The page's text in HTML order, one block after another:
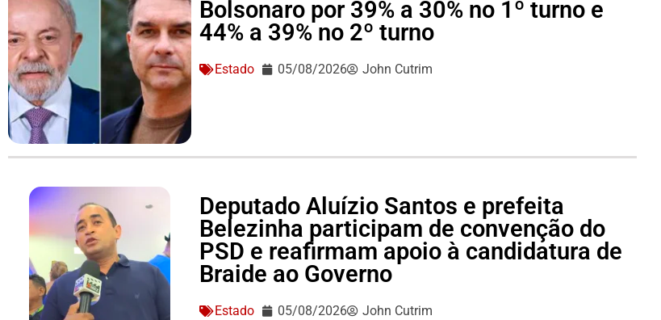
Bolsonaro por 39% a 30% no 1º turno e
44% a 39% no 2º turno
Estado 05/08/2026 John Cutrim
Deputado Aluízio Santos e prefeita
Belezinha participam de convenção do
PSD e reafirmam apoio à candidatura de
Braide ao Governo
Estado 05/08/2026 John Cutrim